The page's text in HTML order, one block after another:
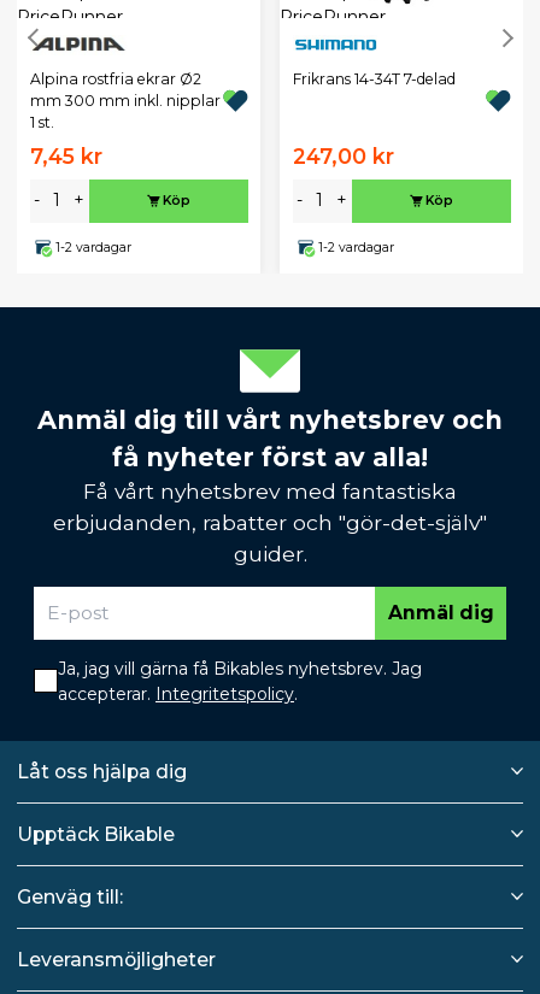
Alpina rostfria ekrar Ø2
mm 300 mm inkl. nipplar
1 st.
7,45 kr
- + Köp
1-2 vardagar
Frikrans 14-34T 7-delad
247,00 kr
- + Köp
1-2 vardagar
Anmäl dig till vårt nyhetsbrev och
få nyheter först av alla!
Få vårt nyhetsbrev med fantastiska
erbjudanden, rabatter och "gör-det-själv"
guider.
Anmäl dig
Ja, jag vill gärna få Bikables nyhetsbrev. Jag
accepterar. Integritetspolicy.
Låt oss hjälpa dig
Upptäck Bikable
Genväg till:
Leveransmöjligheter